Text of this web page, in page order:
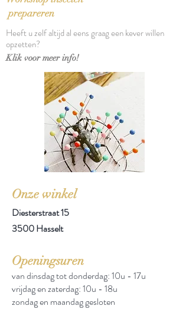
Aantal pagina's: 314
prepareren
Heeft u zelf altijd al eens graag een kever willen
opzetten?
Klik voor meer info!
Onze winkel
Diesterstraat 15
3500 Hasselt
Openingsuren
van dinsdag tot donderdag: 10u - 17u
vrijdag en zaterdag: 10u - 18u
zondag en maandag gesloten